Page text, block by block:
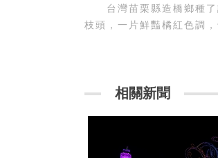
台灣苗栗縣造橋鄉種了
枝頭，一片鮮豔橘紅色調
相關新聞